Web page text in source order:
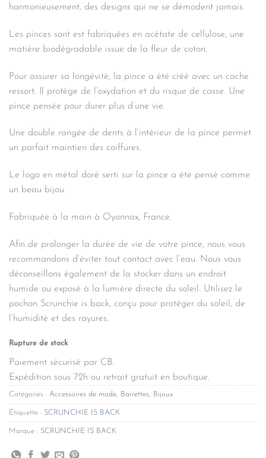
harmonieusement, des designs qui ne se démodent jamais.
Les pinces sont est fabriquées en acétate de cellulose, une
matière biodégradable issue de la fleur de coton.
Pour assurer sa longévité, la pince a été créé avec un cache
ressort. Il protège de l’oxydation et du risque de casse. Une
pince pensée pour durer plus d’une vie.
Une double rangée de dents à l’intérieur de la pince permet
un parfait maintien des coiffures.
Le logo en métal doré serti sur la pince a été pensé comme
un beau bijou.
Fabriquée à la main à Oyonnax, France.
Afin de prolonger la durée de vie de votre pince, nous vous
recommandons d’éviter tout contact avec l’eau. Nous vous
déconseillons également de la stocker dans un endroit
humide ou exposé à la lumière directe du soleil. Utilisez le
pochon Scrunchie is back, conçu pour protéger du soleil, de
l’humidité et des rayures.
Rupture de stock
Paiement sécurisé par CB.
Expédition sous 72h ou retrait gratuit en boutique.
Catégories : Accessoires de mode, Barrettes, Bijoux
Étiquette : SCRUNCHIE IS BACK
Marque : SCRUNCHIE IS BACK